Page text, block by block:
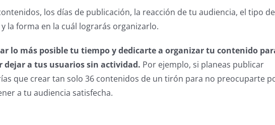
los días de publicación, la reacción de tu audiencia, el tipo de
la forma en la cuál lograrás organizarlo.
lo más posible tu tiempo y dedicarte a organizar tu contenido
dejar a tus usuarios sin actividad. Por ejemplo, si planeas publicar
que crear tan solo 36 contenidos de un tirón para no preocuparte
a tu audiencia satisfecha.